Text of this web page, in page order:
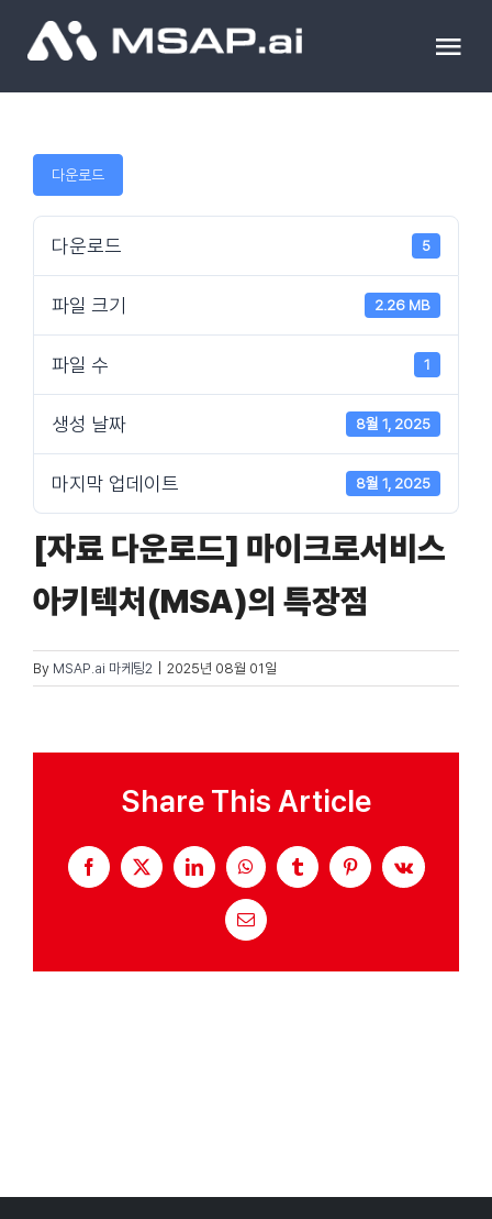
조달물품
컨설팅
이벤트 & 세미나
블로그
자료실
다운로드
다운로드 5
파일 크기 2.26 MB
파일 수 1
생성 날짜 8월 1, 2025
마지막 업데이트 8월 1, 2025
[자료 다운로드] 마이크로서비스
아키텍처(MSA)의 특장점
By MSAP.ai 마케팅2 2025년 08월 01일
Share This Article
Facebook
X LinkedInWhatsAppTumblrPinterestVk
Email